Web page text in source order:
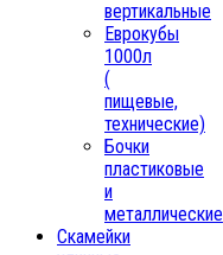
вертикальные
Еврокубы
1000л
(
пищевые,
технические)
Бочки
пластиковые
и
металлические
Скамейки